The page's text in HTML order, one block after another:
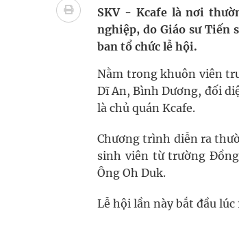
Xây dựng bản đồ mạng lưới cấp
"Nền kinh tế bạc" có thể trở
Quảng Trị: Phát huy vai trò của
bảo vệ sức khỏe Nhân dân
Tỷ lệ tật khúc xạ ở trẻ gia tăng:
SKV - Kcafe là nơi
nghiệp, do Giáo sư Tiến
ban tổ chức lễ hội.
Nằm trong khuôn viên
Dĩ An, Bình Dương, đối
là chủ quán Kcafe.
Chương trình diễn ra
sinh viên từ trường
Ông Oh Duk.
Lễ hội lần này bắt đầu